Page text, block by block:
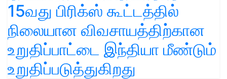
15வது பிரிக்ஸ் கூட்டத்தில்
நிலையான விவசாயத்திற்கான
உறுதிப்பாட்டை இந்தியா மீண்டும்
உறுதிப்படுத்துகிறது